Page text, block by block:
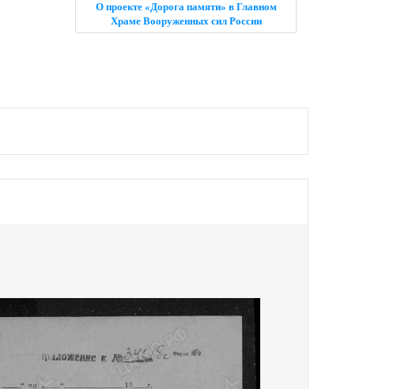
О проекте «Дорога памяти» в Главном
Храме Вооруженных сил России